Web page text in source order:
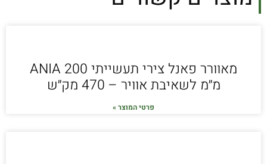
מאוורר פאנל צירי תעשייתי ANIA 200
מ״מ לשאיבת אוויר – 470 מק״ש
פרטי המוצר »